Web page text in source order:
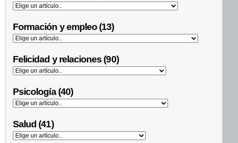
Formación y empleo (13)
Felicidad y relaciones (90)
Psicología (40)
Salud (41)